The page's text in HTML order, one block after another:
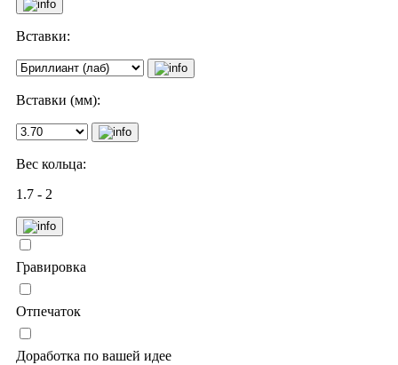
Вставки:
Вставки (мм):
Вес кольца:
1.7 - 2
Гравировка
Отпечаток
Доработка по вашей идее